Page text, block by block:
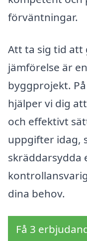
förväntningar.
Att ta sig tid att
jämförelse är
byggprojekt.
hjälper vi dig
och effektivt
uppgifter idag,
skräddarsydda
dina behov.
Få 3